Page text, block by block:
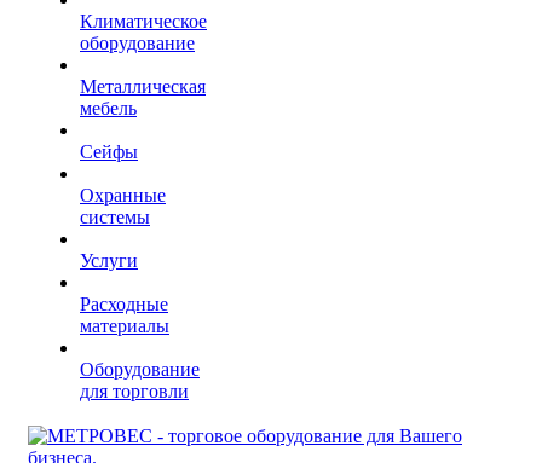
Климатическое
оборудование
Металлическая
мебель
Сейфы
Охранные
системы
Услуги
Расходные
материалы
Оборудование
для торговли